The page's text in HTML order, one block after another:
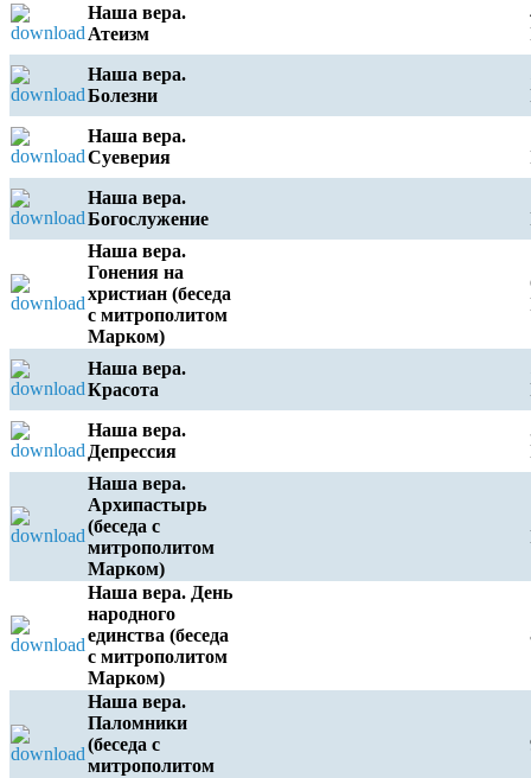
Наша вера.
Атеизм
Наша вера.
Болезни
Наша вера.
Суеверия
Наша вера.
Богослужение
Наша вера.
Гонения на
христиан (беседа
с митрополитом
Марком)
Наша вера.
Красота
Наша вера.
Депрессия
Наша вера.
Архипастырь
(беседа с
митрополитом
Марком)
Наша вера. День
народного
единства (беседа
с митрополитом
Марком)
Наша вера.
Паломники
(беседа с
митрополитом